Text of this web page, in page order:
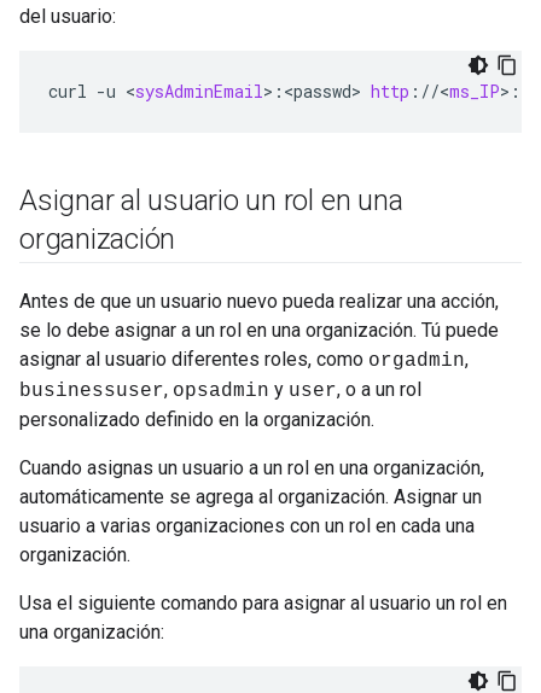
del usuario:
curl -u <sysAdminEmail> : <passwd> http : //<ms_IP> :
Asignar al usuario un rol en una
organización
Antes de que un usuario nuevo pueda realizar una acción,
se lo debe asignar a un rol en una organización. Tú puede
asignar al usuario diferentes roles, como orgadmin,
businessuser, opsadmin y user, o a un rol
personalizado definido en la organización.
Cuando asignas un usuario a un rol en una organización,
automáticamente se agrega al organización. Asignar un
usuario a varias organizaciones con un rol en cada una
organización.
Usa el siguiente comando para asignar al usuario un rol en
una organización: